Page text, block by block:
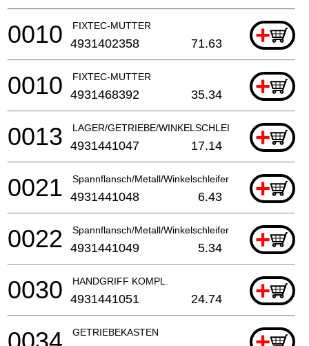
FIXTEC-MUTTER +
0010 4931402358 71.63
FIXTEC-MUTTER +
0010 4931468392 35.34
LAGER/GETRIEBE/WINKELSCHLEIFER +
0013 4931441047 17.14
Spannflansch/Metall/Winkelschleifer +
0021 4931441048 6.43
Spannflansch/Metall/Winkelschleifer +
0022 4931441049 5.34
HANDGRIFF KOMPL. +
0030 4931441051 24.74
GETRIEBEKASTEN